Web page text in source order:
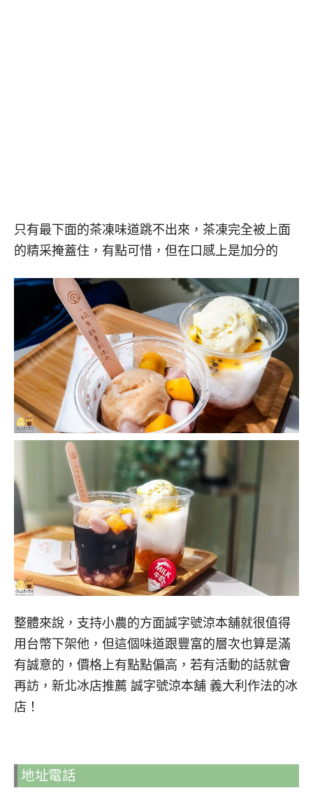
只有最下面的茶凍味道跳不出來，茶凍完全被上面
的精采掩蓋住，有點可惜，但在口感上是加分的
整體來說，支持小農的方面誠字號涼本舖就很值得
用台幣下架他，但這個味道跟豐富的層次也算是滿
有誠意的，價格上有點點偏高，若有活動的話就會
再訪，新北冰店推薦 誠字號涼本舖 義大利作法的冰
店！
地址電話